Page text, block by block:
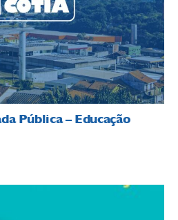
Pública – Educação